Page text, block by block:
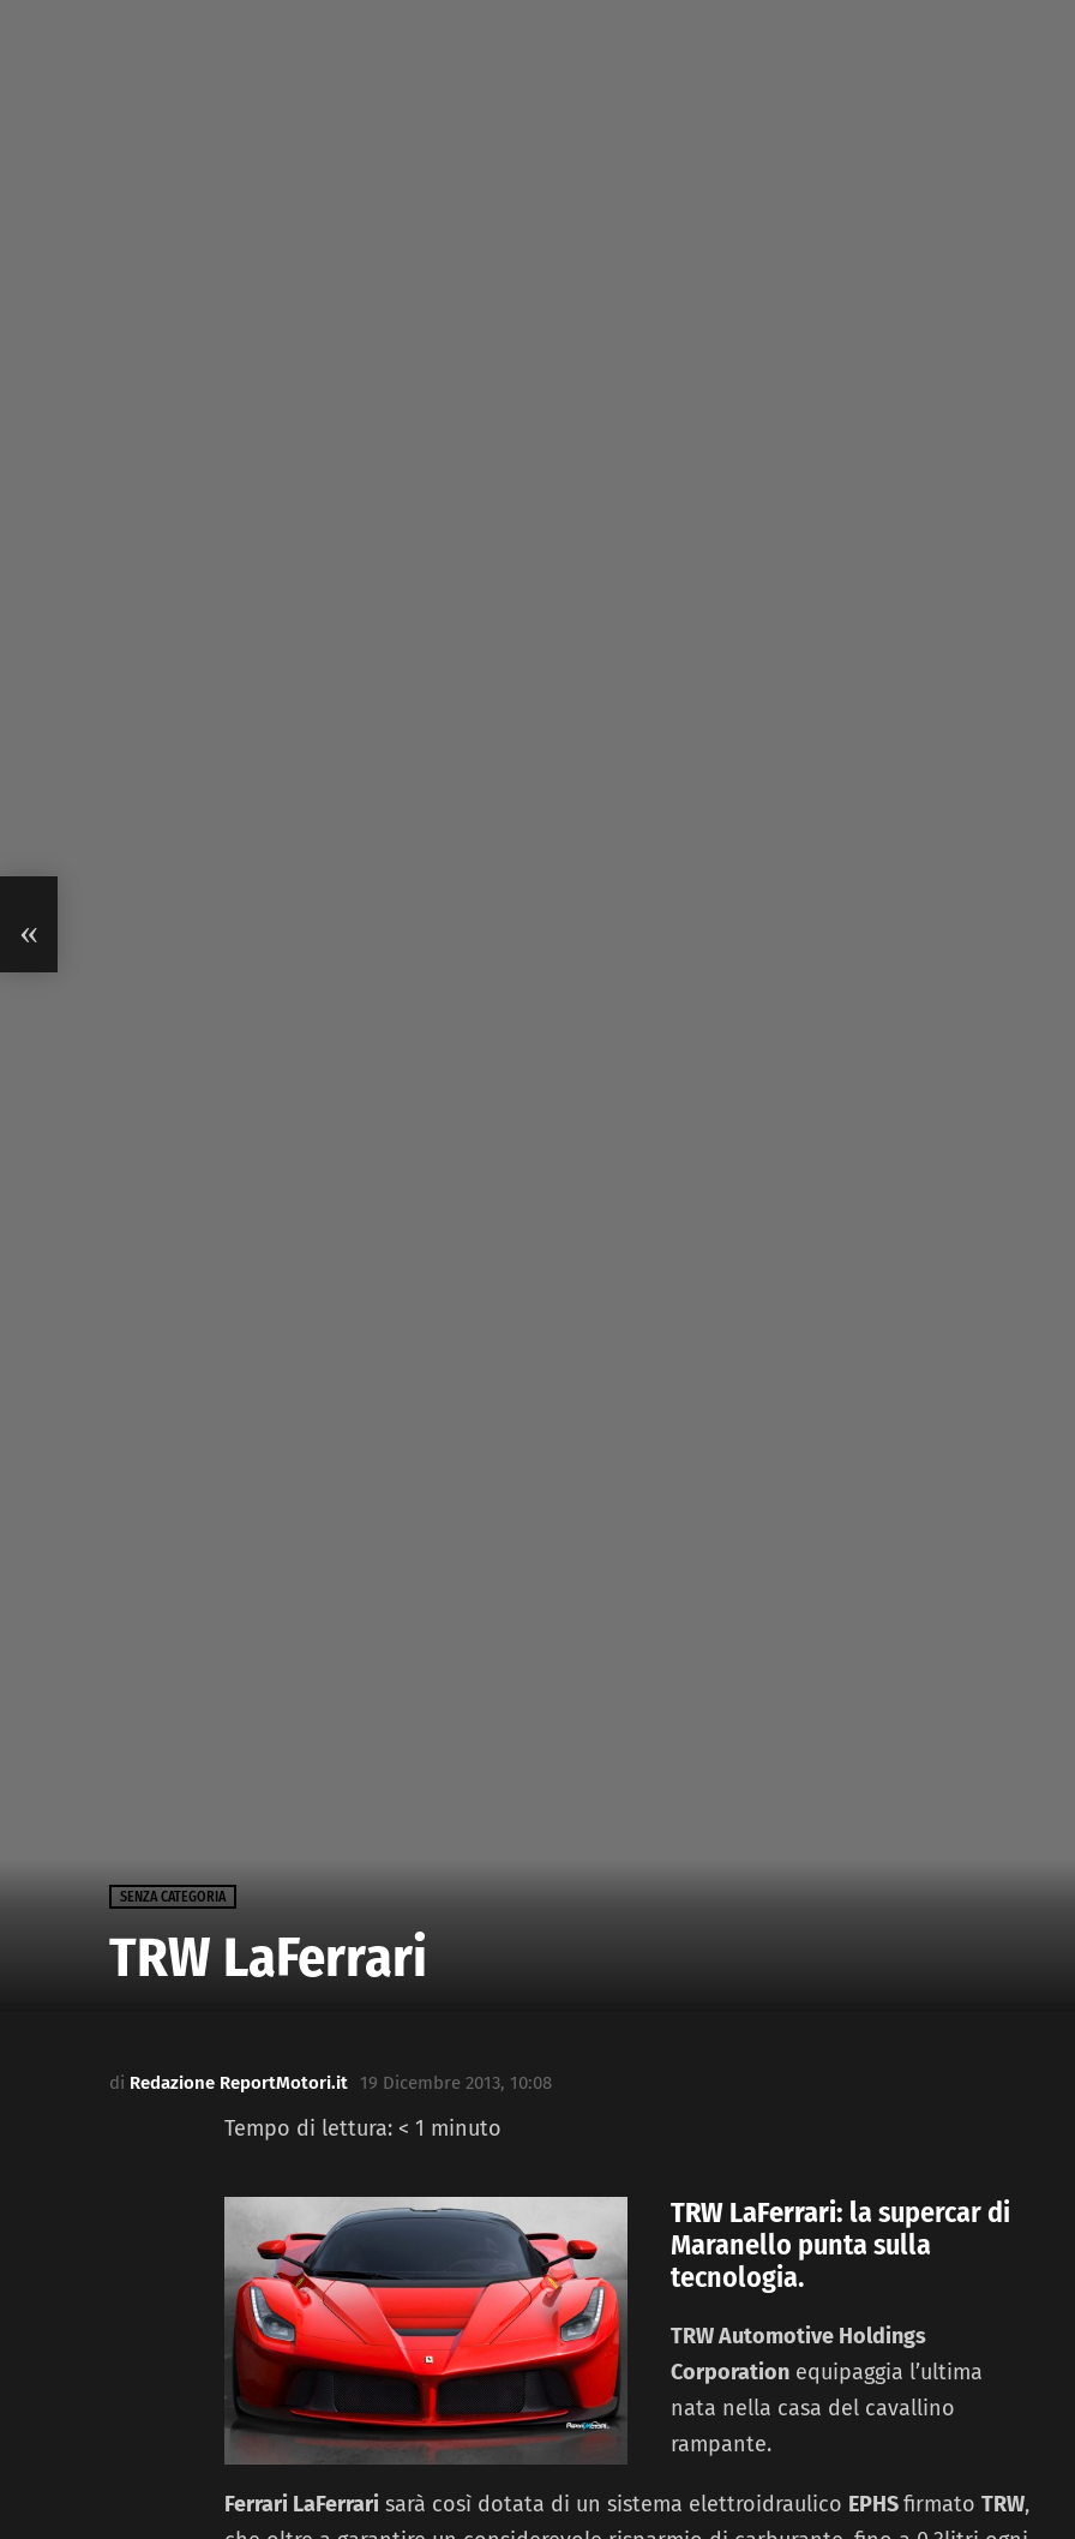
SENZA CATEGORIA
TRW LaFerrari
di Redazione ReportMotori.it 19 Dicembre 2013, 10:08
Tempo di lettura: < 1 minuto
TRW LaFerrari: la supercar di
Maranello punta sulla
tecnologia.
TRW Automotive Holdings
Corporation equipaggia l’ultima
nata nella casa del cavallino
rampante.
Ferrari LaFerrari sarà così dotata di un sistema elettroidraulico EPHSfirmato TRW,